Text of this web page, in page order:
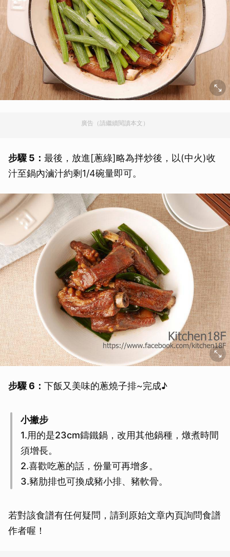
廣告（請繼續閱讀本文）
步驟 5： 最後，放進[蔥綠]略為拌炒後，以(中火)收
汁至鍋內滷汁約剩1/4碗量即可。
步驟 6： 下飯又美味的蔥燒子排~完成♪
小撇步
1.用的是23cm鑄鐵鍋，改用其他鍋種，燉煮時間
須增長。
2.喜歡吃蔥的話，份量可再增多。
3.豬肋排也可換成豬小排、豬軟骨。
若對該食譜有任何疑問，請到原始文章內頁詢問食譜
作者喔！